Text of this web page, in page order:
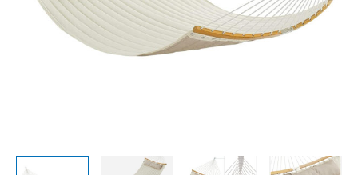
bambus,
cm,